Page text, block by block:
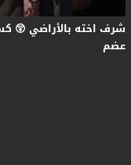
شرف اخته بالأراضي 😲
عضم